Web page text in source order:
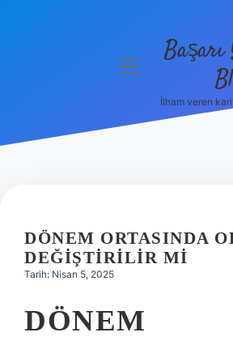
Hakkımızda
menüyüBaşarı
İlham veren
DÖNEM ORTASINDA
DEĞIŞTIRILIR MI
Tarih: Nisan 5, 2025
DÖNEM